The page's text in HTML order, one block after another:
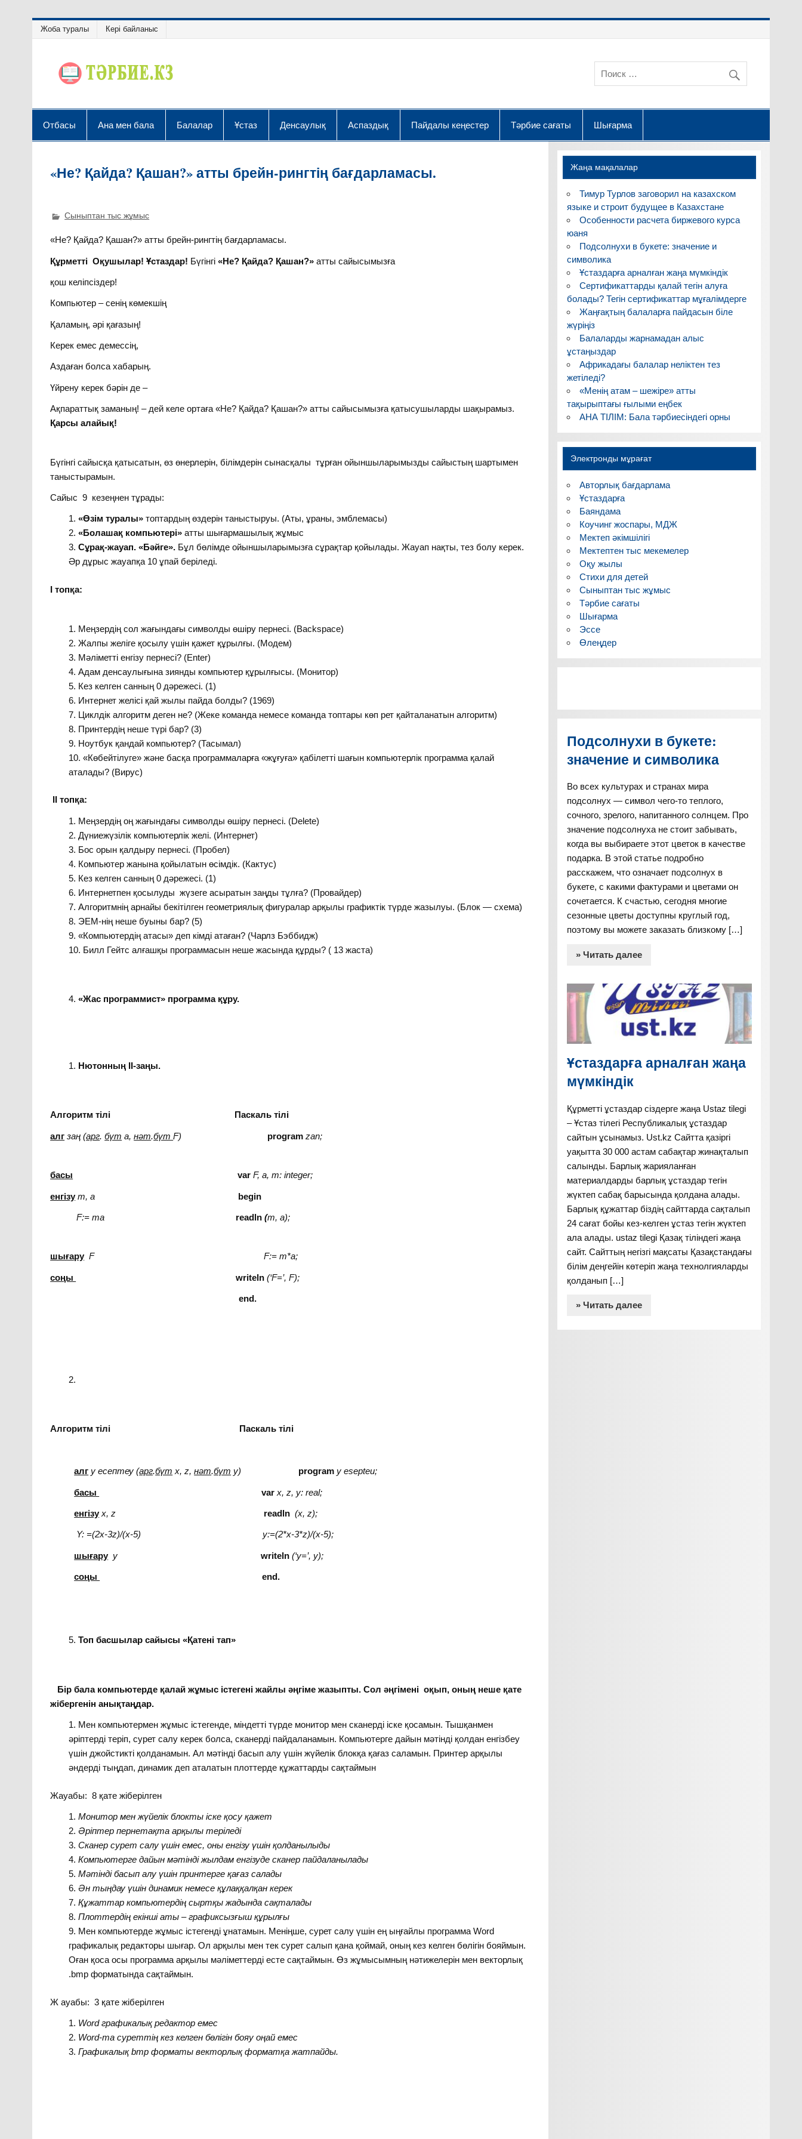
Жоба туралы Кері байланыс
Отбасы Ана мен бала Балалар Ұстаз Денсаулық Аспаздық Пайдалы кеңестер Тәрбие сағаты Шығарма
«Не? Қайда? Қашан?» атты брейн-рингтің бағдарламасы.
Сыныптан тыс жұмыс
«Не? Қайда? Қашан?» атты брейн-рингтің бағдарламасы.
Құрметті Оқушылар! Ұстаздар! Бүгінгі «Не? Қайда? Қашан?» атты сайысымызға
қош келіпсіздер!
Компьютер – сенің көмекшің
Қаламың, әрі қағазың!
Керек емес демессің,
Аздаған болса хабарың.
Үйрену керек бәрін де –
Ақпараттық заманың! – дей келе ортаға «Не? Қайда? Қашан?» атты сайысымызға қатысушыларды шақырамыз.
Қарсы алайық!
Бүгінгі сайысқа қатысатын, өз өнерлерін, білімдерін сынасқалы тұрған ойыншыларымызды сайыстың шартымен
таныстырамын.
Сайыс 9 кезеңнен тұрады:
«Өзім туралы» топтардың өздерін таныстыруы. (Аты, ұраны, эмблемасы)
«Болашақ компьютері» атты шығармашылық жұмыс
Сұрақ-жауап. «Бәйге». Бұл бөлімде ойыншыларымызға сұрақтар қойылады. Жауап нақты, тез болу керек.
Әр дұрыс жауапқа 10 ұпай беріледі.
I топқа:
Меңзердің сол жағындағы символды өшіру пернесі. (Backspace)
Жалпы желіге қосылу үшін қажет құрылғы. (Модем)
Мәліметті енгізу пернесі? (Enter)
Адам денсаулығына зиянды компьютер құрылғысы. (Монитор)
Кез келген санның 0 дәрежесі. (1)
Интернет желісі қай жылы пайда болды? (1969)
Циклдік алгоритм деген не? (Жеке команда немесе команда топтары көп рет қайталанатын алгоритм)
Принтердің неше түрі бар? (3)
Ноутбук қандай компьютер? (Тасымал)
«Көбейтілуге» және басқа программаларға «жұғуға» қабілетті шағын компьютерлік программа қалай
аталады? (Вирус)
II топқа:
Меңзердің оң жағындағы символды өшіру пернесі. (Delete)
Дүниежүзілік компьютерлік желі. (Интернет)
Бос орын қалдыру пернесі. (Пробел)
Компьютер жанына қойылатын өсімдік. (Кактус)
Кез келген санның 0 дәрежесі. (1)
Интернетпен қосылуды жүзеге асыратын заңды тұлға? (Провайдер)
Алгоритмнің арнайы бекітілген геометриялық фигуралар арқылы графиктік түрде жазылуы. (Блок — схема)
ЭЕМ-нің неше буыны бар? (5)
«Компьютердің атасы» деп кімді атаған? (Чарлз Бэббидж)
Билл Гейтс алғашқы программасын неше жасында құрды? ( 13 жаста)
«Жас программист» программа құру.
Нютонның ІІ-заңы.
Алгоритм тілі Паскаль тілі
алг заң (арг.бүт а,нәт.бүтF) programzan;
басы varF, a, m: integer;
енгізу т, а begin
F:= ma readln(m, a);
шығару F F:= m*a;
соңы writeln(‘F=’, F);
end.
Алгоритм тілі Паскаль тілі
алг у есептеу (арг.бүт x, z,нәт.бүт y) program y esepteu;
басы varx, z, y: real;
енгізу x, z readln (x, z);
Y: =(2x-3z)/(x-5) y:=(2*x-3*z)/(x-5);
шығару ywriteln(‘y=’, y);
соңы end.
Топ басшылар сайысы «Қатені тап»
Бір бала компьютерде қалай жұмыс істегені жайлы әңгіме жазыпты. Сол әңгімені оқып, оның неше қате
жібергенін анықтаңдар.
Мен компьютермен жұмыс істегенде, міндетті түрде монитор мен сканерді іске қосамын. Тышқанмен
әріптерді теріп, сурет салу керек болса, сканерді пайдаланамын. Компьютерге дайын мәтінді қолдан енгізбеу
үшін джойстикті қолданамын. Ал мәтінді басып алу үшін жүйелік блокқа қағаз саламын. Принтер арқылы
әндерді тыңдап, динамик деп аталатын плоттерде құжаттарды сақтаймын
Жауабы: 8 қате жіберілген
Монитор мен жүйелік блокты іске қосу қажет
Әріптер пернетақта арқылы теріледі
Сканер сурет салу үшін емес, оны енгізу үшін қолданылыды
Компьютерге дайын мәтінді жылдам енгізуде сканер пайдаланылады
Мәтінді басып алу үшін принтерге қағаз салады
Ән тыңдау үшін динамик немесе құлаққалқан керек
Құжаттар компьютердің сыртқы жадында сақталады
Плоттердің екінші аты – графиксызғыш құрылғы
Мен компьютерде жұмыс істегенді ұнатамын. Меніңше, сурет салу үшін ең ыңғайлы программа Word
графикалық редакторы шығар. Ол арқылы мен тек сурет салып қана қоймай, оның кез келген бөлігін бояймын.
Оған қоса осы программа арқылы мәліметтерді есте сақтаймын. Өз жұмысымның нәтижелерін мен векторлық
.bmp форматында сақтаймын.
Ж ауабы: 3 қате жіберілген
Word графикалық редактор емес
Word-та суреттің кез келген бөлігін бояу оңай емес
Графикалықbmpформаты векторлық форматқа жатпайды.
Жаңа мақалалар
Тимур Турлов заговорил на казахском
языке и строит будущее в Казахстане
Особенности расчета биржевого курса
юаня
Подсолнухи в букете: значение и
символика
Ұстаздарға арналған жаңа мүмкіндік
Сертификаттарды қалай тегін алуға
болады? Тегін сертификаттар мұғалімдерге
Жаңғақтың балаларға пайдасын біле
жүріңіз
Балаларды жарнамадан алыс
ұстаңыздар
Африкадағы балалар неліктен тез
жетіледі?
«Менің атам – шежіре» атты
тақырыптағы ғылыми еңбек
АНА ТІЛІМ: Бала тәрбиесіндегі орны
Электронды мұрағат
Авторлық бағдарлама
Ұстаздарға
Баяндама
Коучинг жоспары, МДЖ
Мектеп әкімшілігі
Мектептен тыс мекемелер
Оқу жылы
Стихи для детей
Сыныптан тыс жұмыс
Тәрбие сағаты
Шығарма
Эссе
Өлеңдер
Подсолнухи в букете:
значение и символика
Во всех культурах и странах мира
подсолнух — символ чего-то теплого,
сочного, зрелого, напитанного солнцем. Про
значение подсолнуха не стоит забывать,
когда вы выбираете этот цветок в качестве
подарка. В этой статье подробно
расскажем, что означает подсолнух в
букете, с какими фактурами и цветами он
сочетается. К счастью, сегодня многие
сезонные цветы доступны круглый год,
поэтому вы можете заказать близкому […]
» Читать далее
Ұстаздарға арналған жаңа
мүмкіндік
Құрметті ұстаздар сіздерге жаңа Ustaz tilegi
– Ұстаз тілегі Республикалық ұстаздар
сайтын ұсынамыз. Ust.kz Сайтта қазіргі
уақытта 30 000 астам сабақтар жинақталып
салынды. Барлық жарияланған
материалдарды барлық ұстаздар тегін
жүктеп сабақ барысында қолдана алады.
Барлық құжаттар біздің сайттарда сақталып
24 сағат бойы кез-келген ұстаз тегін жүктеп
ала алады. ustaz tilegi Қазақ тіліндегі жаңа
сайт. Сайттың негізгі мақсаты Қазақстандағы
білім деңгейін көтеріп жаңа технолгияларды
қолданып […]
» Читать далее